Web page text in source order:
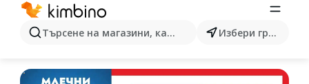
Търсене на магазини, категории, продукти...Избери град